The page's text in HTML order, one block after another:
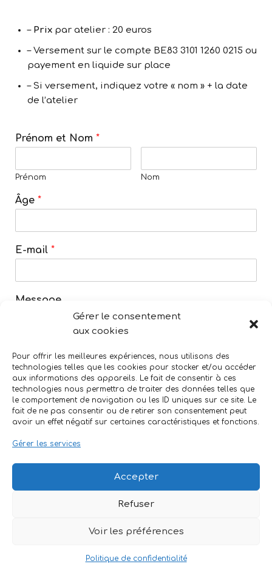
Gérer le consentement
aux cookies
Pour offrir les meilleures expériences, nous utilisons des
technologies telles que les cookies pour stocker et/ou accéder
aux informations des appareils. Le fait de consentir à ces
technologies nous permettra de traiter des données telles que
le comportement de navigation ou les ID uniques sur ce site. Le
fait de ne pas consentir ou de retirer son consentement peut
avoir un effet négatif sur certaines caractéristiques et fonctions.
Gérer les services
Accepter
Refuser
Voir les préférences
Politique de confidentialité
– Prix par atelier : 20 euros
– Versement sur le compte BE83 3101 1260 0215 ou
payement en liquide sur place
– Si versement, indiquez votre « nom » + la date
de l’atelier
Prénom et Nom *
Prénom Nom
Âge *
E-mail *
Message
Envoyer